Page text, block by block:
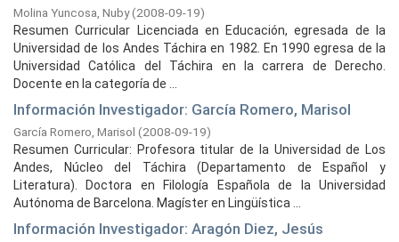
Molina Yuncosa, Nuby(2008-09-19)
Resumen Curricular Licenciada en Educación, egresada de la
Universidad de los Andes Táchira en 1982. En 1990 egresa de la
Universidad Católica del Táchira en la carrera de Derecho.
Docente en la categoría de ...
Información Investigador: García Romero, Marisol
García Romero, Marisol (2008-09-19)
Resumen Curricular: Profesora titular de la Universidad de Los
Andes, Núcleo del Táchira (Departamento de Español y
Literatura). Doctora en Filología Española de la Universidad
Autónoma de Barcelona. Magíster en Lingüística ...
Información Investigador: Aragón Diez, Jesús